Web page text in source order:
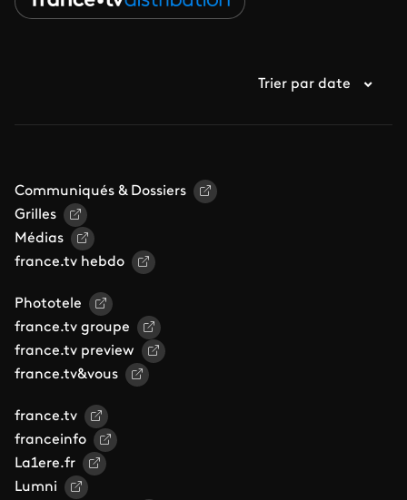
Trier par date
Communiqués & Dossiers
Grilles
Médias
france.tv hebdo
Phototele
france.tv groupe
france.tv preview
france.tv&vous
france.tv
franceinfo
La1ere.fr
Lumni